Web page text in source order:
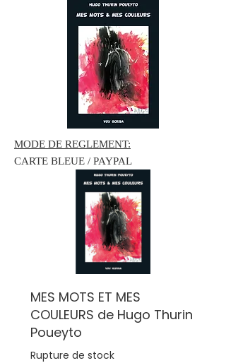
MODE DE REGLEMENT:
CARTE BLEUE / PAYPAL
MES MOTS ET MES
COULEURS de Hugo Thurin
Poueyto
Rupture de stock